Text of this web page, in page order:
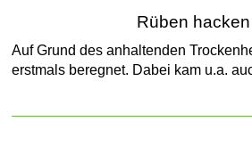
Rüben
Auf Grund des anhaltenden
erstmals beregnet. Dabei kam u.a.